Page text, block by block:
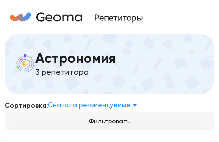
Астрономия
3 репетитора
Сортировка:Сначала рекомендуемые
Фильтровать